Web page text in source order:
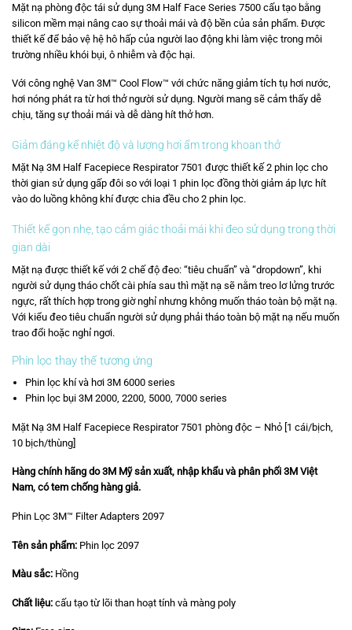
Mặt nạ phòng độc tái sử dụng 3M Half Face Series 7500 cấu tạo bằng
silicon mềm mại nâng cao sự thoải mái và độ bền của sản phẩm. Được
thiết kế để bảo vệ hệ hô hấp của người lao động khi làm việc trong môi
trường nhiều khói bụi, ô nhiễm và độc hại.
Với công nghệ Van 3M™ Cool Flow™ với chức năng giảm tích tụ hơi nước,
hơi nóng phát ra từ hơi thở người sử dụng. Người mang sẽ cảm thấy dễ
chịu, tăng sự thoải mái và dễ dàng hít thở hơn.
Giảm đáng kể nhiệt độ và lượng hơi ẩm trong khoan thở
Mặt Nạ 3M Half Facepiece Respirator 7501 được thiết kế 2 phin lọc cho
thời gian sử dụng gấp đôi so với loại 1 phin lọc đồng thời giảm áp lực hít
vào do luồng không khí được chia đều cho 2 phin lọc.
Thiết kế gọn nhẹ, tạo cảm giác thoải mái khi đeo sử dụng trong thời
gian dài
Mặt nạ được thiết kế với 2 chế độ đeo: “tiêu chuẩn” và “dropdown”, khi
người sử dụng tháo chốt cài phía sau thì mặt nạ sẽ nằm treo lơ lửng trước
ngực, rất thích hợp trong giờ nghỉ nhưng không muốn tháo toàn bộ mặt nạ.
Với kiểu đeo tiêu chuẩn người sử dụng phải tháo toàn bộ mặt nạ nếu muốn
trao đổi hoặc nghỉ ngơi.
Phin lọc thay thế tương ứng
Phin lọc khí và hơi 3M 6000 series
Phin lọc bụi 3M 2000, 2200, 5000, 7000 series
Mặt Nạ 3M Half Facepiece Respirator 7501 phòng độc – Nhỏ [1 cái/bịch,
10 bịch/thùng]
Hàng chính hãng do 3M Mỹ sản xuất, nhập khẩu và phân phối 3M Việt
Nam, có tem chống hàng giả.
Phin Lọc 3M™ Filter Adapters 2097
Tên sản phẩm: Phin lọc 2097
Màu sắc: Hồng
Chất liệu: cấu tạo từ lõi than hoạt tính và màng poly